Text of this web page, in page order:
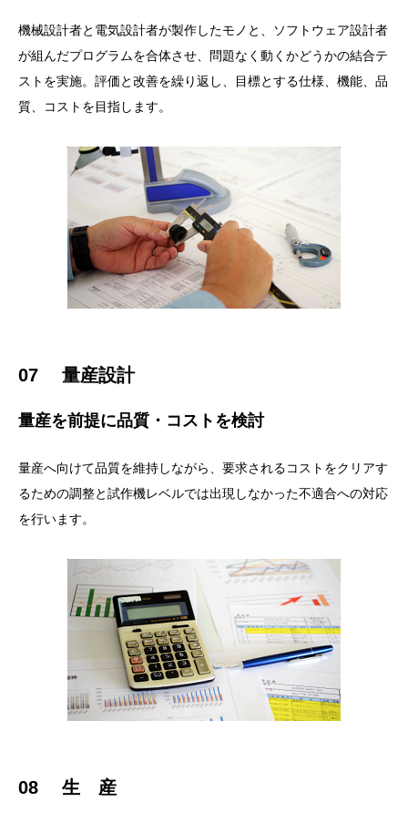
機械設計者と電気設計者が製作したモノと、ソフトウェア設計者
が組んだプログラムを合体させ、問題なく動くかどうかの結合テ
ストを実施。評価と改善を繰り返し、目標とする仕様、機能、品
質、コストを目指します。
07 量産設計
量産を前提に品質・コストを検討
量産へ向けて品質を維持しながら、要求されるコストをクリアす
るための調整と試作機レベルでは出現しなかった不適合への対応
を行います。
08 生 産